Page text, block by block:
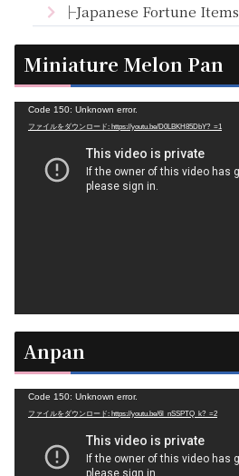
├Japanese Fortune Items
Miniature Melon Pan
Code 150: Unknown error.
ファイルをダウンロード: https://youtu.be/D0LBKH85DbY?_=1
Anpan
Code 150: Unknown error.
ファイルをダウンロード: https://youtu.be/6l_nSSPTQ_k?_=2